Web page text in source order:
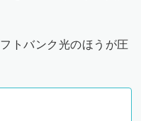
トバンク光のほうが圧